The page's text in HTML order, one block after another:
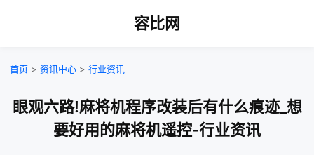
容比网
首页 > 资讯中心 > 行业资讯
眼观六路!麻将机程序改装后有什么痕迹_想
要好用的麻将机遥控-行业资讯